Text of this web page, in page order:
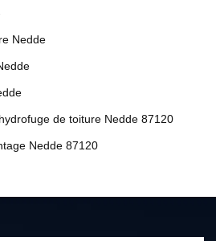
Nedde
de toiture Nedde 87120
Nedde 87120